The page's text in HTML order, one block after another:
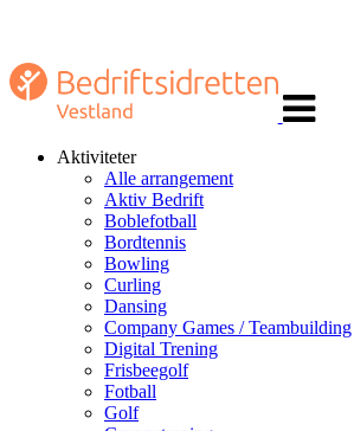
navigasjon
Aktiviteter
Alle arrangement
Aktiv Bedrift
Boblefotball
Bordtennis
Bowling
Curling
Dansing
Company Games / Teambuilding
Digital Trening
Frisbeegolf
Fotball
Golf